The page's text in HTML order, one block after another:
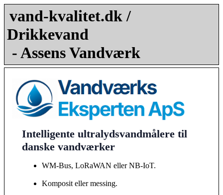
vand-kvalitet.dk /
Drikkevand
- Assens Vandværk
Intelligente ultralydsvandmålere til
danske vandværker
WM-Bus, LoRaWAN eller NB-IoT.
Komposit eller messing.